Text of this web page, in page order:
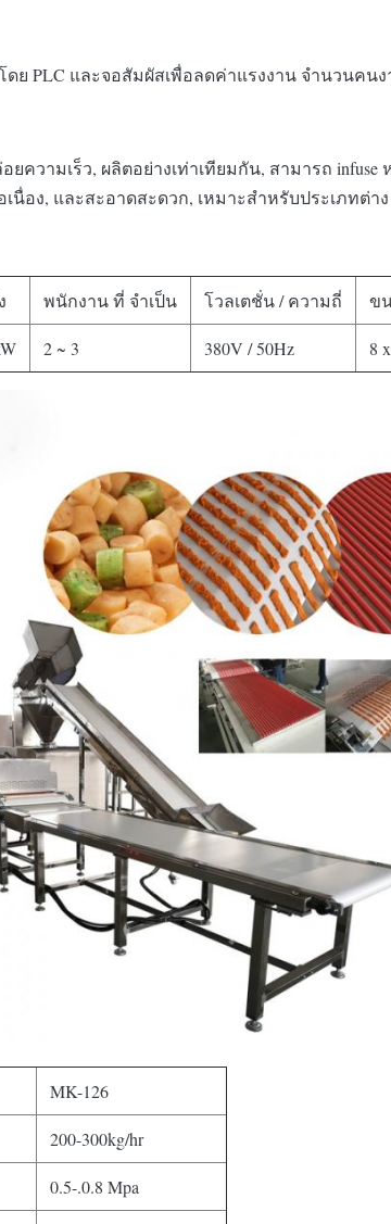
ย PLC และจอสัมผัสเพื่อลดค่าแรงงาน จํานวนคน
วามเร็ว, ผลิตอย่างเท่าเทียมกัน, สามารถ infuse
นื่อง, และสะอาดสะดวก, เหมาะสําหรับประเภทต่า
พนักงาน ที่ จําเป็น โวลเตชั่น / ความถี่ ข
2 ~ 3 380V / 50Hz 8
MK-126
200-300kg/hr
0.5-.0.8 Mpa